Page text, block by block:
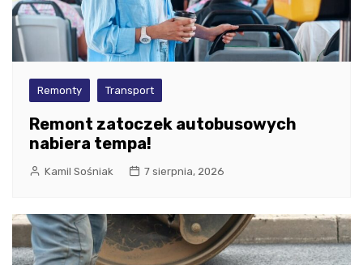
Remonty Transport
Remont zatoczek autobusowych
nabiera tempa!
Kamil Sośniak 7 sierpnia, 2026